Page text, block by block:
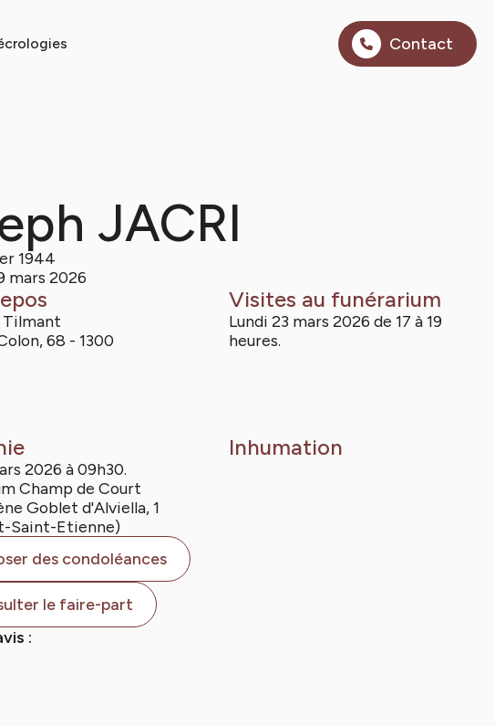
Contact
JACRI
1944
mars 2026
Tilmant
68 - 1300
Visites au funérarium
Lundi 23 mars 2026 de 17 à 19
heures.
2026 à 09h30.
Champ de Court
Goblet d'Alviella, 1
Saint-Etienne)
Inhumation
des condoléances
le faire-part
: